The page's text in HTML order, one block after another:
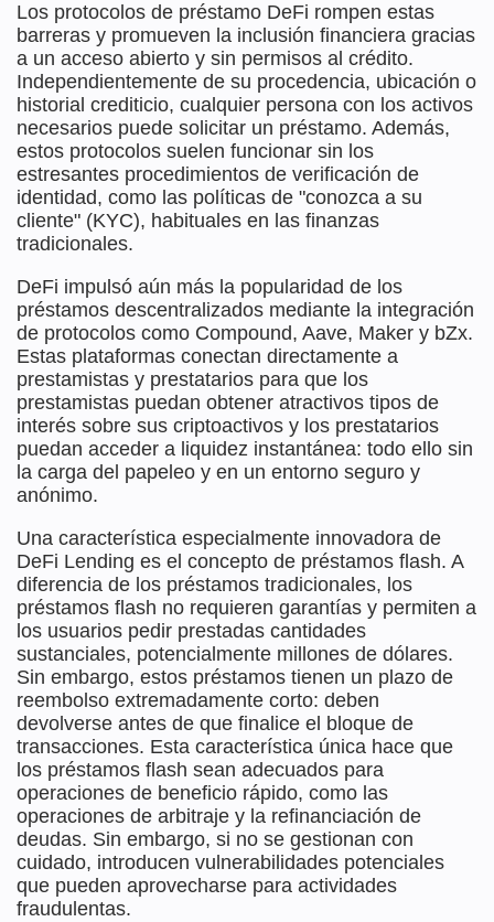
Los protocolos de préstamo DeFi rompen estas
barreras y promueven la inclusión financiera gracias
a un acceso abierto y sin permisos al crédito.
Independientemente de su procedencia, ubicación o
historial crediticio, cualquier persona con los activos
necesarios puede solicitar un préstamo. Además,
estos protocolos suelen funcionar sin los
estresantes procedimientos de verificación de
identidad, como las políticas de "conozca a su
cliente" (KYC), habituales en las finanzas
tradicionales.
DeFi impulsó aún más la popularidad de los
préstamos descentralizados mediante la integración
de protocolos como Compound, Aave, Maker y bZx.
Estas plataformas conectan directamente a
prestamistas y prestatarios para que los
prestamistas puedan obtener atractivos tipos de
interés sobre sus criptoactivos y los prestatarios
puedan acceder a liquidez instantánea: todo ello sin
la carga del papeleo y en un entorno seguro y
anónimo.
Una característica especialmente innovadora de
DeFi Lending es el concepto de préstamos flash. A
diferencia de los préstamos tradicionales, los
préstamos flash no requieren garantías y permiten a
los usuarios pedir prestadas cantidades
sustanciales, potencialmente millones de dólares.
Sin embargo, estos préstamos tienen un plazo de
reembolso extremadamente corto: deben
devolverse antes de que finalice el bloque de
transacciones. Esta característica única hace que
los préstamos flash sean adecuados para
operaciones de beneficio rápido, como las
operaciones de arbitraje y la refinanciación de
deudas. Sin embargo, si no se gestionan con
cuidado, introducen vulnerabilidades potenciales
que pueden aprovecharse para actividades
fraudulentas.